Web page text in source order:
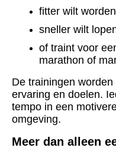
fitter wilt
sneller wilt
of traint voor
marathon of
De trainingen
ervaring en doelen.
tempo in een
omgeving.
Meer dan alleen